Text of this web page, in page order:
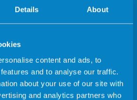
Details About
content and ads, to
and to analyse our traffic.
about your use of our site with
and analytics partners who
103, Alicante, 03015, España